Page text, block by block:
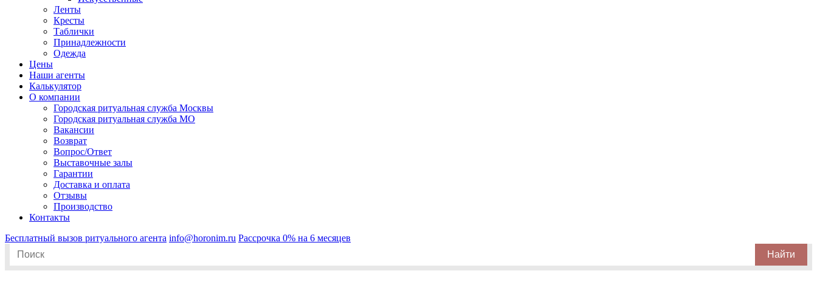
Ленты
Кресты
Таблички
Принадлежности
Одежда
Цены
Наши агенты
Калькулятор
О компании
Городская ритуальная служба Москвы
Городская ритуальная служба МО
Вакансии
Возврат
Вопрос/Ответ
Выставочные залы
Гарантии
Доставка и оплата
Отзывы
Производство
Контакты
Бесплатный вызов ритуального агента info@horonim.ru Рассрочка 0% на 6 месяцев
for: